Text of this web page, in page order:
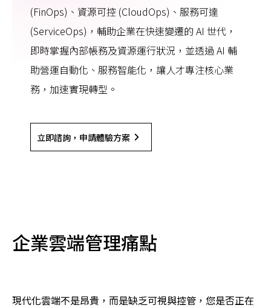
(FinOps)、資源可控 (CloudOps)、服務可達
(ServiceOps)，輔助企業在快速變遷的 AI 世代，
即時掌握內部帳務及資源運行狀況，並透過 AI 輔
助營運自動化、服務智能化，讓人才專注核心業
務，加速實現轉型。
立即諮詢，申請體驗方案
企業雲端管理痛點
現代化雲端不是昂貴，而是缺乏可視與控管，您是否正在